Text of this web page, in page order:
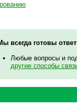
всегда готовы
Любые вопросы и
другие способы